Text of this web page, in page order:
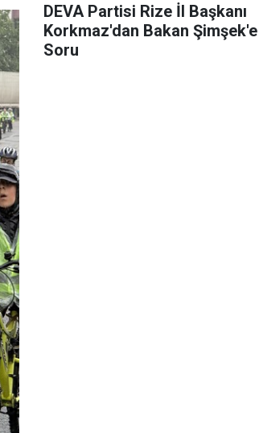
DEVA Partisi Rize İl Başkanı
Korkmaz'dan Bakan
Soru